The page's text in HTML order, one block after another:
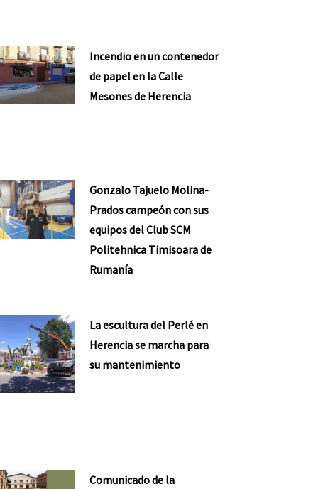
Incendio en un contenedor
de papel en la Calle
Mesones de Herencia
Gonzalo Tajuelo Molina-
Prados campeón con sus
equipos del Club SCM
Politehnica Timisoara de
Rumanía
La escultura del Perlé en
Herencia se marcha para
su mantenimiento
Comunicado de la